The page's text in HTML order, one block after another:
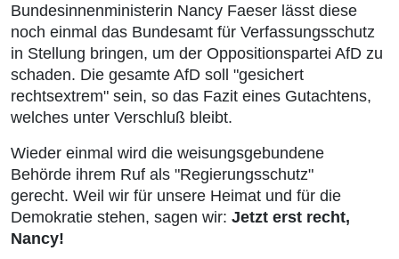
Bundesinnenministerin Nancy Faeser lässt diese
noch einmal das Bundesamt für Verfassungsschutz
in Stellung bringen, um der Oppositionspartei AfD zu
schaden. Die gesamte AfD soll "gesichert
rechtsextrem" sein, so das Fazit eines Gutachtens,
welches unter Verschluß bleibt.
Wieder einmal wird die weisungsgebundene
Behörde ihrem Ruf als "Regierungsschutz"
gerecht. Weil wir für unsere Heimat und für die
Demokratie stehen, sagen wir: Jetzt erst recht,
Nancy!